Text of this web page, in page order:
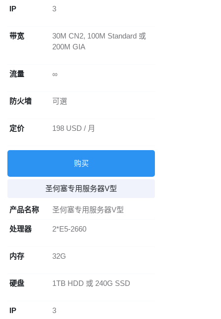
IP 3
带宽
30M CN2, 100M Standard 或
200M GIA
流量 ∞
防火墙 可選
定价 198 USD / 月
购买
圣何塞专用服务器V型
产品名称 圣何塞专用服务器V型
处理器 2*E5-2660
内存 32G
硬盘 1TB HDD 或 240G SSD
IP 3